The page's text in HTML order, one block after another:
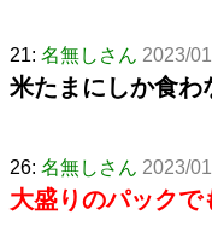
21: 名無しさん 2023/
米たまにしか食わ
26: 名無しさん 2023/
大盛りのパックで